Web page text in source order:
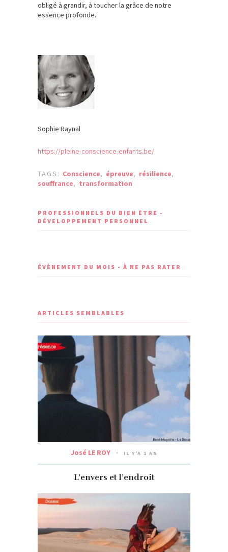
obligé à grandir, à toucher la grâce de notre
essence profonde.
Sophie Raynal
https://pleine-conscience-enfants.be/
TAGS: Conscience, épreuve, résilience,
souffrance, transformation
PROFESSIONNELS DU BIEN ÊTRE -
DÉVELOPPEMENT PERSONNEL
ÉVÈNEMENT DU MOIS - À NE PAS RATER
ARTICLES SEMBLABLES
José LE ROY IL Y'A 1 AN
L’envers et l’endroit